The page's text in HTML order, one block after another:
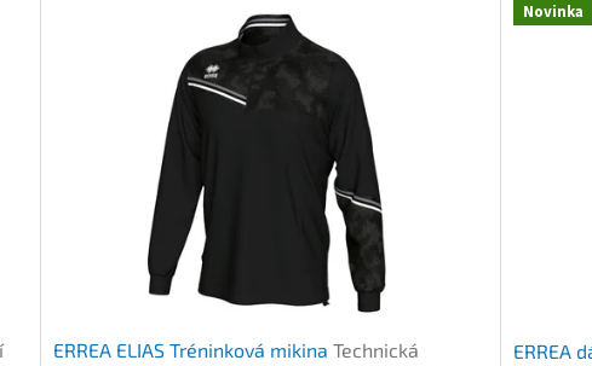
ERREA ELIAS Tréninková mikinaTechnická
Novinka
ERREA